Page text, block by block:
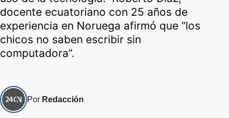
docente ecuatoriano con 25 años de
experiencia en Noruega afirmó que “los
chicos no saben escribir sin
computadora”.
Por Redacción